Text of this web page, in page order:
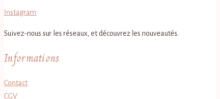
Instagram
Suivez-nous sur les réseaux, et découvrez les nouveautés.
Informations
Contact
CGV